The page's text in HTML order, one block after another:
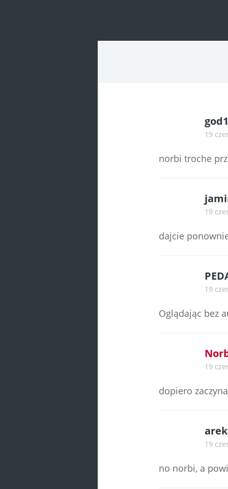
19
norbi troche
19
dajcie
19
Oglądając bez
19
dopiero
arek
19
no norbi, a